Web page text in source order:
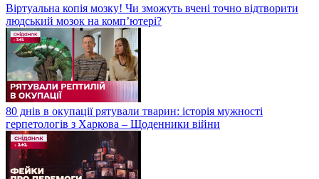
Віртуальна копія мозку! Чи зможуть вчені точно відтворити
людський мозок на компʼютері?
80 днів в окупації рятували тварин: історія мужності
герпетологів з Харкова – Щоденники війни